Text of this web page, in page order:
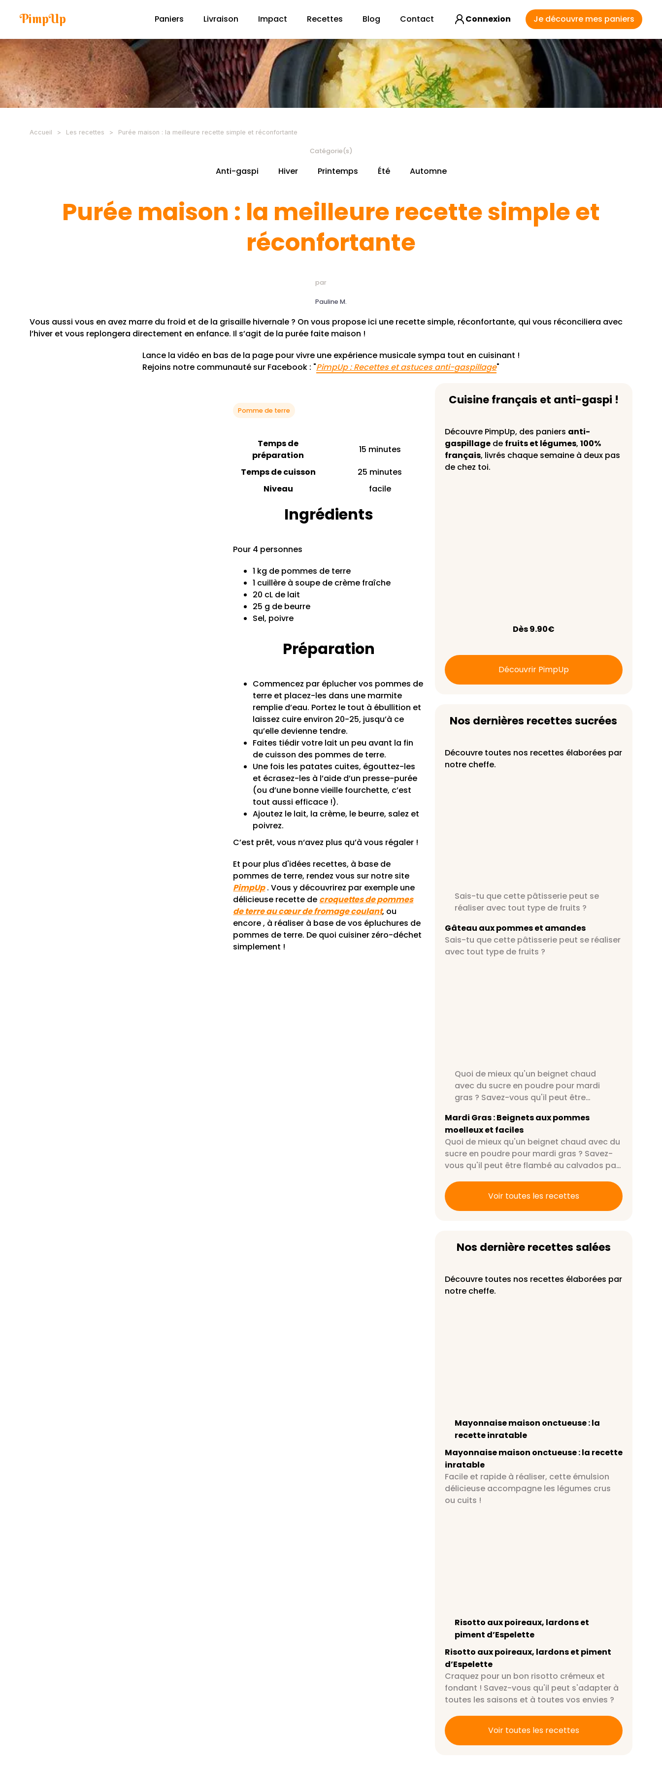
PimpUp Paniers Livraison Impact Recettes Blog Contact Connexion Je découvre mes paniers
Accueil > Les recettes > Purée maison : la meilleure recette simple et réconfortante
Catégorie(s)
Anti-gaspi Hiver Printemps Été Automne
Purée maison : la meilleure recette simple et
réconfortante
par
Pauline M.
Vous aussi vous en avez marre du froid et de la grisaille hivernale ? On vous propose ici une recette simple, réconfortante, qui vous réconciliera avec
l’hiver et vous replongera directement en enfance. Il s’agit de la purée faite maison !
Lance la vidéo en bas de la page pour vivre une expérience musicale sympa tout en cuisinant !
Rejoins notre communauté sur Facebook : "PimpUp : Recettes et astuces anti-gaspillage"
Pomme de terre
Temps de
préparation
15 minutes
Temps de cuisson
25 minutes
Niveau
facile
Ingrédients
Pour 4 personnes
1 kg de pommes de terre
1 cuillère à soupe de crème fraîche
20 cL de lait
25 g de beurre
Sel, poivre
Préparation
Commencez par éplucher vos pommes de
terre et placez-les dans une marmite
remplie d’eau. Portez le tout à ébullition et
laissez cuire environ 20-25, jusqu’à ce
qu’elle devienne tendre.
Faites tiédir votre lait un peu avant la fin
de cuisson des pommes de terre.
Une fois les patates cuites, égouttez-les
et écrasez-les à l’aide d’un presse-purée
(ou d’une bonne vieille fourchette, c’est
tout aussi efficace !).
Ajoutez le lait, la crème, le beurre, salez et
poivrez.
C’est prêt, vous n‘avez plus qu’à vous régaler !
Et pour plus d'idées recettes, à base de
pommes de terre, rendez vous sur notre site
PimpUp. Vous y découvrirez par exemple une
délicieuse recette de croquettes de pommes
de terre au cœur de fromage coulant, ou
encore, à réaliser à base de vos épluchures de
pommes de terre. De quoi cuisiner zéro-déchet
simplement !
Cuisine français et anti-gaspi !
Découvre PimpUp, des paniers anti-
gaspillagede fruits et légumes, 100%
français, livrés chaque semaine à deux pas
de chez toi.
Dès 9.90€
Découvrir PimpUp
Nos dernières recettes sucrées
Découvre toutes nos recettes élaborées par
notre cheffe.
Sais-tu que cette pâtisserie peut se
réaliser avec tout type de fruits ?
Gâteau aux pommes et amandes
Sais-tu que cette pâtisserie peut se réaliser
avec tout type de fruits ?
Quoi de mieux qu'un beignet chaud
avec du sucre en poudre pour mardi
gras ? Savez-vous qu'il peut être
Mardi Gras : Beignets aux pommes
moelleux et faciles
Quoi de mieux qu'un beignet chaud avec du
sucre en poudre pour mardi gras ? Savez-
vous qu'il peut être flambé au calvados par
Voir toutes les recettes
Nos dernière recettes salées
Découvre toutes nos recettes élaborées par
notre cheffe.
Mayonnaise maison onctueuse : la
recette inratable
Mayonnaise maison onctueuse : la recette
inratable
Facile et rapide à réaliser, cette émulsion
délicieuse accompagne les légumes crus
ou cuits !
Risotto aux poireaux, lardons et
piment d’Espelette
Risotto aux poireaux, lardons et piment
d’Espelette
Craquez pour un bon risotto crémeux et
fondant ! Savez-vous qu'il peut s'adapter à
toutes les saisons et à toutes vos envies ?
Voir toutes les recettes